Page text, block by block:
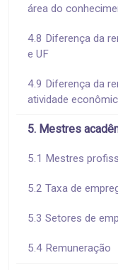
área do
4.8 Diferença da
e UF
4.9 Diferença da
atividade
5. Mestres
5.1 Mestres
5.2 Taxa de
5.3 Setores de
5.4 Remuneração